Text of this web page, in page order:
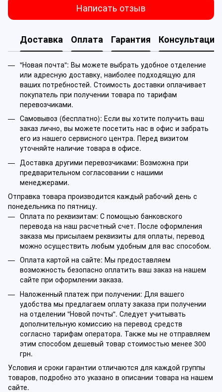
Написать отзыв
Доставка Оплата Гарантия Консультация
"Новая почта": Вы можете выбрать удобное отделение
или адресную доставку, наиболее подходящую для
ваших потребностей. Стоимость доставки оплачивает
покупатель при получении товара по тарифам
перевозчиками.
Самовывоз (бесплатно): Если вы хотите получить ваш
заказ лично, вы можете посетить нас в офис и забрать
его из нашего сервисного центра. Перед визитом
уточняйте наличие товара в офисе.
Доставка другими перевозчиками: Возможна при
предварительном согласовании с нашими
менеджерами.
Отправка товара производится каждый рабочий день с
понедельника по пятницу.
Оплата по реквизитам: С помощью банковского
перевода на наш расчетный счет. После оформления
заказа мы присылаем реквизиты для оплаты, перевод
можно осуществить любым удобным для вас способом.
Оплата картой на сайте: Мы предоставляем
возможность безопасно оплатить ваш заказ на нашем
сайте при оформлении заказа.
Наложенный платеж при получении: Для вашего
удобства мы предлагаем оплату заказа при получении
на отделении "Новой почты". Следует учитывать
дополнительную комиссию на перевод средств
согласно тарифам оператора. Также мы не отправляем
этим способом дешевый товар стоимостью менее 300
грн.
Условия и сроки гарантии отличаются для каждой группы
товаров, подробно это указано в описании товара на нашем
сайте.